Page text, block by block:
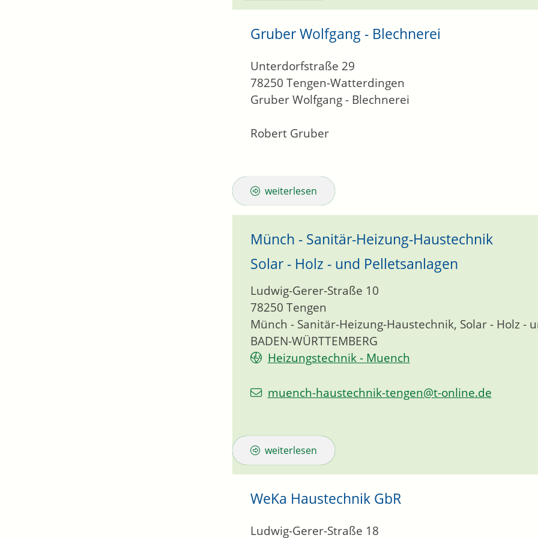
Gruber Wolfgang - Blechnerei
Gruber Wolfgang - Blechnerei
Unterdorfstraße 29
78250 Tengen-Watterdingen
Robert Gruber
weiterlesen
Münch - Sanitär-Heizung-Haustechnik
Solar - Holz - und Pelletsanlagen
Münch - Sanitär-Heizung-Haustechnik, Solar - Holz -
Ludwig-Gerer-Straße 10
78250 Tengen
BADEN-WÜRTTEMBERG
Heizungstechnik - Muench
muench-haustechnik-tengen@t-online.de
weiterlesen
WeKa Haustechnik GbR
Ludwig-Gerer-Straße 18